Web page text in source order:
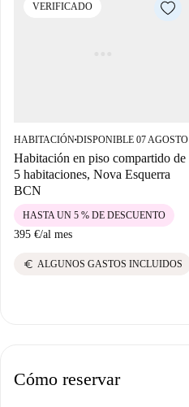
VERIFICADO
HABITACIÓN■DISPONIBLE 07 AGOSTO
Habitación en piso compartido de
5 habitaciones, Nova Esquerra
BCN
395 €/al mes
HASTA UN 5 % DE DESCUENTO
euro ALGUNOS GASTOS INCLUIDOS
Cómo reservar